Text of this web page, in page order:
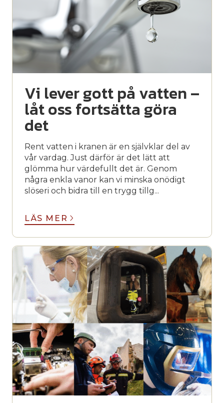
Vi lever gott på vatten –
låt oss fortsätta göra
det
Rent vatten i kranen är en självklar del av
vår vardag. Just därför är det lätt att
glömma hur värdefullt det är. Genom
några enkla vanor kan vi minska onödigt
slöseri och bidra till en trygg tillg...
LÄS MER